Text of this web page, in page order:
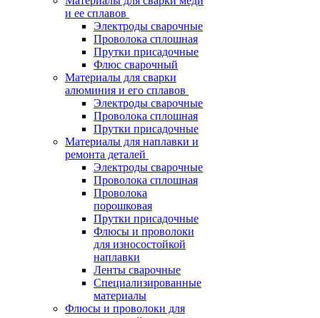
и ее сплавов
Электроды сварочные
Проволока сплошная
Прутки присадочные
Флюс сварочный
Материалы для сварки
алюминия и его сплавов
Электроды сварочные
Проволока сплошная
Прутки присадочные
Материалы для наплавки и
ремонта деталей
Электроды сварочные
Проволока сплошная
Проволока
порошковая
Прутки присадочные
Флюсы и проволоки
для износостойкой
наплавки
Ленты сварочные
Специализированные
материалы
Флюсы и проволоки для